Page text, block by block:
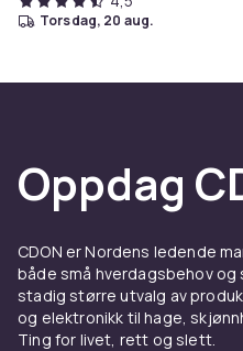
torsdag, 20 aug.
Oppdag
CDON er Nordens ledende
både små hverdagsbehov
stadig større utvalg av
og elektronikk til hage,
Ting for livet, rett og slett.